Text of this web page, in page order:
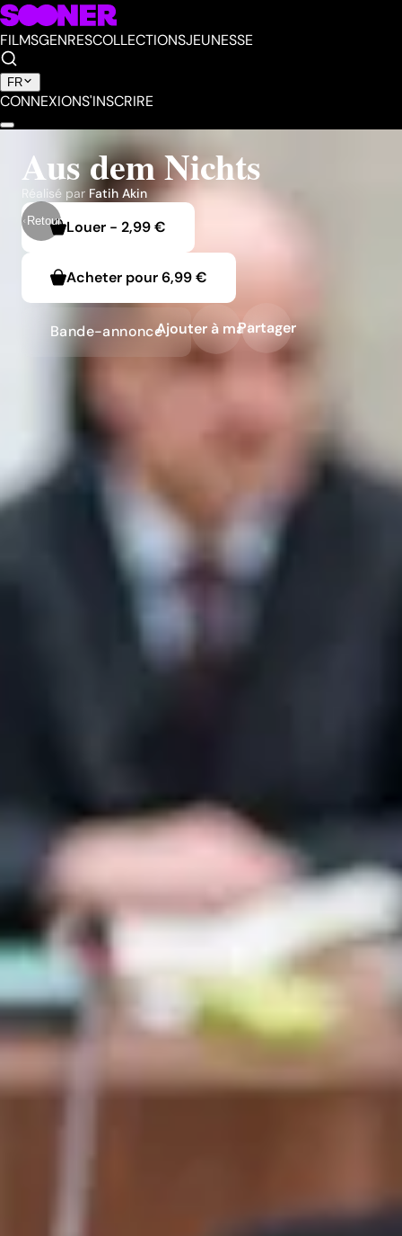
FILMSGENRESCOLLECTIONSJEUNESSE
FR
CONNEXIONS'INSCRIRE
Retour
Aus dem Nichts
Réalisé par Fatih Akin
Louer - 2,99 €
Acheter pour6,99 €
Bande-annonceAjouter à ma liste
Partager